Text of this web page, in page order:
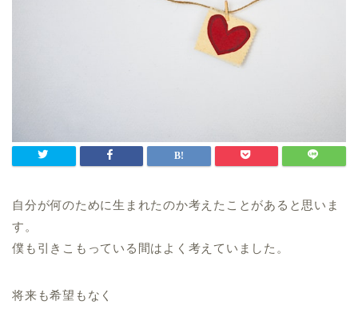
自分が何のために生まれたのか考えたことがあると思いま
す。
僕も引きこもっている間はよく考えていました。
将来も希望もなく